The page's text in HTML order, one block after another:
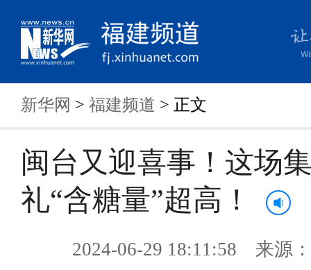
新华网 > 福建频道 > 正文
闽台又迎喜事！这场
礼“含糖量”超高！
2024-06-29 18:11:58 来源